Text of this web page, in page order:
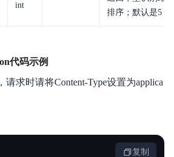
int
排序；默认是5
代码示例
求时请将Content-Type设置为applica
复制